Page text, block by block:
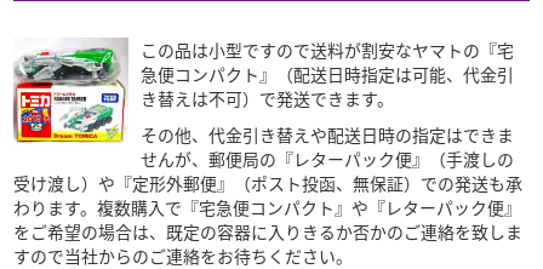
この品は小型ですので送料が割安なヤマトの『宅
急便コンパクト』（配送日時指定は可能、代金引
き替えは不可）で発送できます。
その他、代金引き替えや配送日時の指定はできま
せんが、郵便局の『レターパック便』（手渡しの
受け渡し）や『定形外郵便』（ポスト投函、無保証）での発送も承
わります。複数購入で『宅急便コンパクト』や『レターパック便』
をご希望の場合は、既定の容器に入りきるか否かのご連絡を致しま
すので当社からのご連絡をお待ちください。